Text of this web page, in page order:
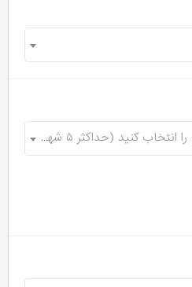
شهر یا استان فرصت شغلی را انتخاب کنید (حداکثر ۵ شهر)